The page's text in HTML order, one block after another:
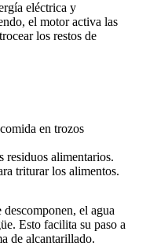
eléctrica y
el motor activa las
los restos de
en trozos
residuos alimentarios.
triturar los alimentos.
el agua
Esto facilita su paso a
de alcantarillado.